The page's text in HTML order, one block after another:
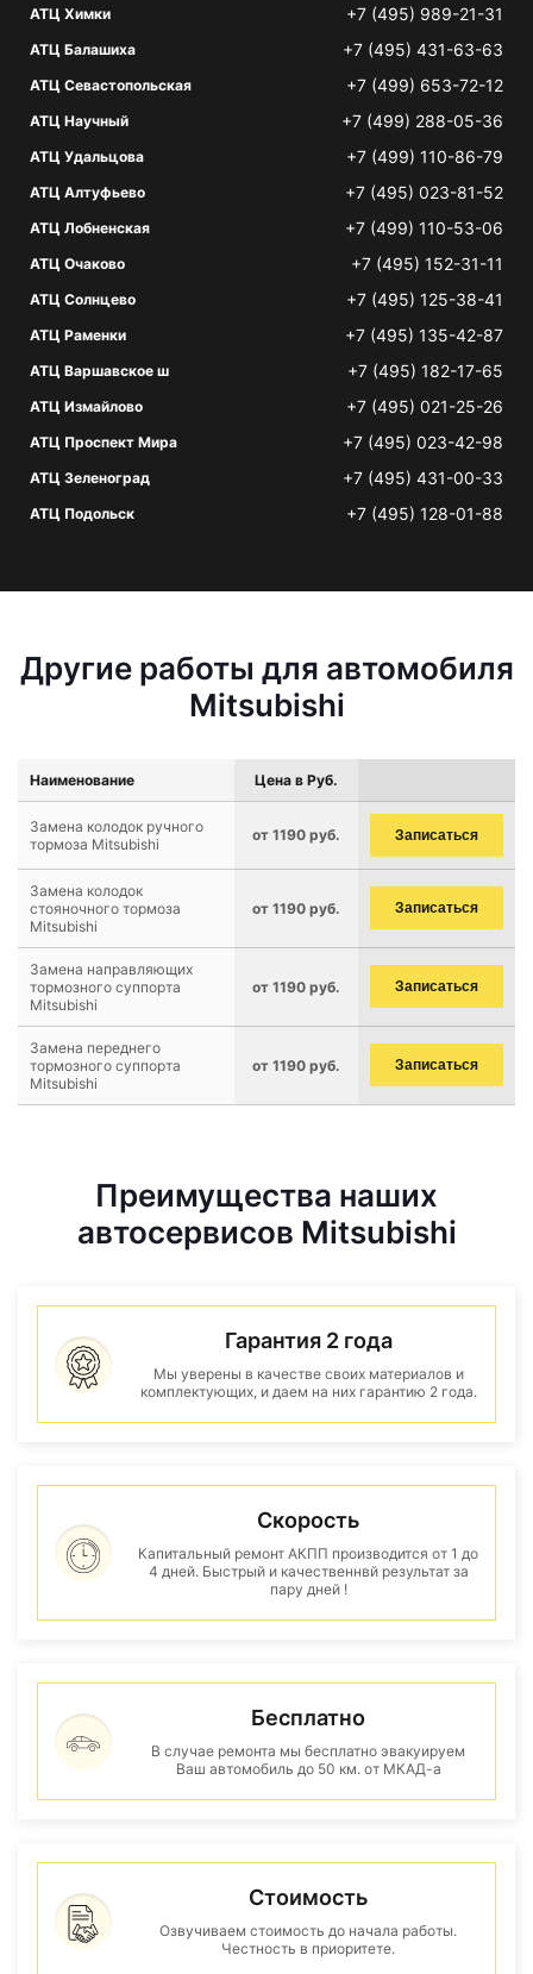
АТЦ Химки +7 (495) 989-21-31
АТЦ Балашиха +7 (495) 431-63-63
АТЦ Севастопольская +7 (499) 653-72-12
АТЦ Научный +7 (499) 288-05-36
АТЦ Удальцова +7 (499) 110-86-79
АТЦ Алтуфьево +7 (495) 023-81-52
АТЦ Лобненская +7 (499) 110-53-06
АТЦ Очаково +7 (495) 152-31-11
АТЦ Солнцево +7 (495) 125-38-41
АТЦ Раменки +7 (495) 135-42-87
АТЦ Варшавское ш +7 (495) 182-17-65
АТЦ Измайлово +7 (495) 021-25-26
АТЦ Проспект Мира +7 (495) 023-42-98
АТЦ Зеленоград +7 (495) 431-00-33
АТЦ Подольск +7 (495) 128-01-88
Другие работы для автомобиля
Mitsubishi
Наименование Цена в Руб.
Замена колодок ручного
тормоза Mitsubishi
от 1190 руб. Записаться
Замена колодок
стояночного тормоза
Mitsubishi
от 1190 руб. Записаться
Замена направляющих
тормозного суппорта
Mitsubishi
от 1190 руб. Записаться
Замена переднего
тормозного суппорта
Mitsubishi
от 1190 руб. Записаться
Преимущества наших
автосервисов Mitsubishi
Гарантия 2 года
Мы уверены в качестве своих материалов и
комплектующих, и даем на них гарантию 2 года.
Скорость
Капитальный ремонт АКПП производится от 1 до
4 дней. Быстрый и качественнвй результат за
пару дней !
Бесплатно
В случае ремонта мы бесплатно эвакуируем
Ваш автомобиль до 50 км. от МКАД-а
Стоимость
Озвучиваем стоимость до начала работы.
Честность в приоритете.